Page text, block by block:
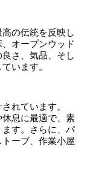
の伝統を反映し
オープンウッド
さ、気品、そし
います。
れています。
息に最適で、素
す。さらに、パ
ーブ、作業小屋